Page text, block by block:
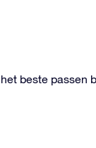
beste passen